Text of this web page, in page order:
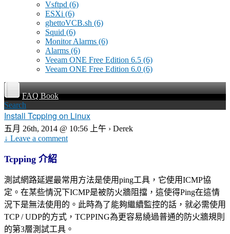
Vsftpd (6)
ESXi (6)
ghettoVCB.sh (6)
Squid (6)
Monitor Alarms (6)
Alarms (6)
Veeam ONE Free Edition 6.5 (6)
Veeam ONE Free Edition 6.0 (6)
FAQ Book
Search
Install Tcpping on Linux
五月 26th, 2014 @ 10:56 上午 › Derek
↓ Leave a comment
Tcpping 介紹
測試網路延遲最常用方法是使用ping工具，它使用ICMP協
定。在某些情況下ICMP是被防火牆阻擋，這使得Ping在這情
況下是無法使用的。此時為了能夠繼續監控的話，就必需使用
TCP / UDP的方式，TCPPING為更容易繞過普通的防火牆規則
的第3層測試工具。